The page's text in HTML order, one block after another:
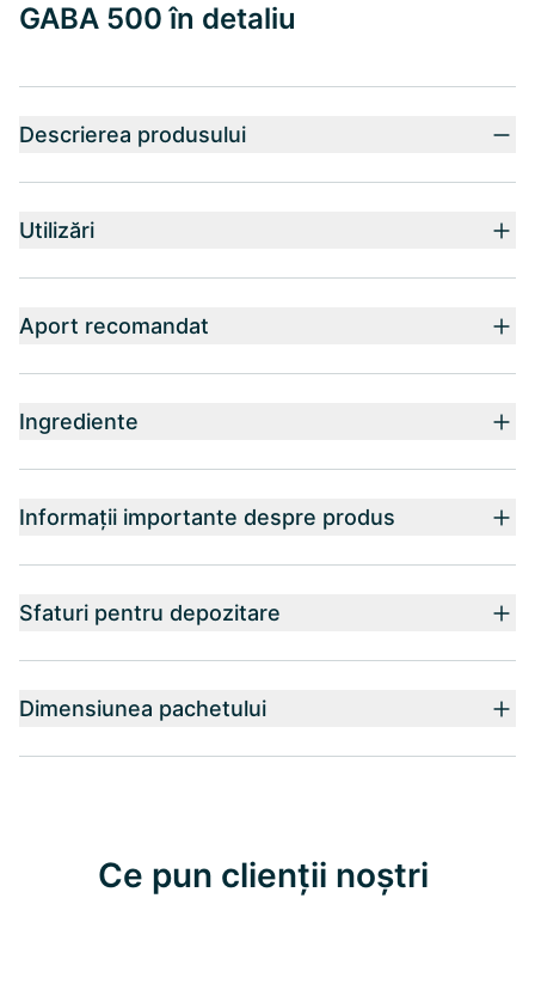
GABA 500 în detaliu
Descrierea produsului
Utilizări
Aport recomandat
Ingrediente
Informații importante despre produs
Sfaturi pentru depozitare
Dimensiunea pachetului
Ce pun clienții noștri